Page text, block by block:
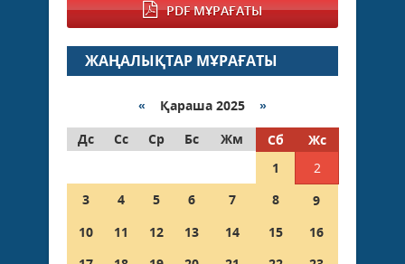
PDF МҰРАҒАТЫ
ЖАҢАЛЫҚТАР МҰРАҒАТЫ
« Қараша 2025 »
Дс
Сс Ср Бс Жм Сб
Жс
1
2
3
4 5 6 7 8
9
10
11 12 13 14 15
16